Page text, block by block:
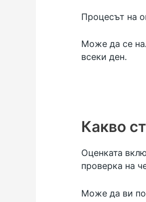
Процесът на
Може да се
всеки ден.
Какво
Оценката
проверка на
Може да ви